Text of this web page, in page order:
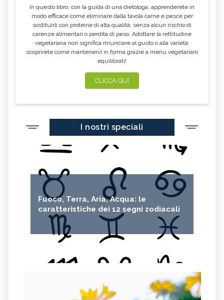
In questo libro, con la guida di una dietologa, apprenderete in
modo efficace come eliminare dalla tavola carne e pesce per
sostituirli con proteine di alta qualità, senza alcun rischio di
carenze alimentari o perdita di peso. Adottare la rettitudine
vegetariana non significa rinunciare al gusto o alla varietà:
scoprirete come mantenervi in forma grazie a menu vegetariani
equilibrati!
CLICCA QUI
I nostri speciali
Fuoco, Terra, Aria, Acqua: le
caratteristiche dei 12 segni zodiacali